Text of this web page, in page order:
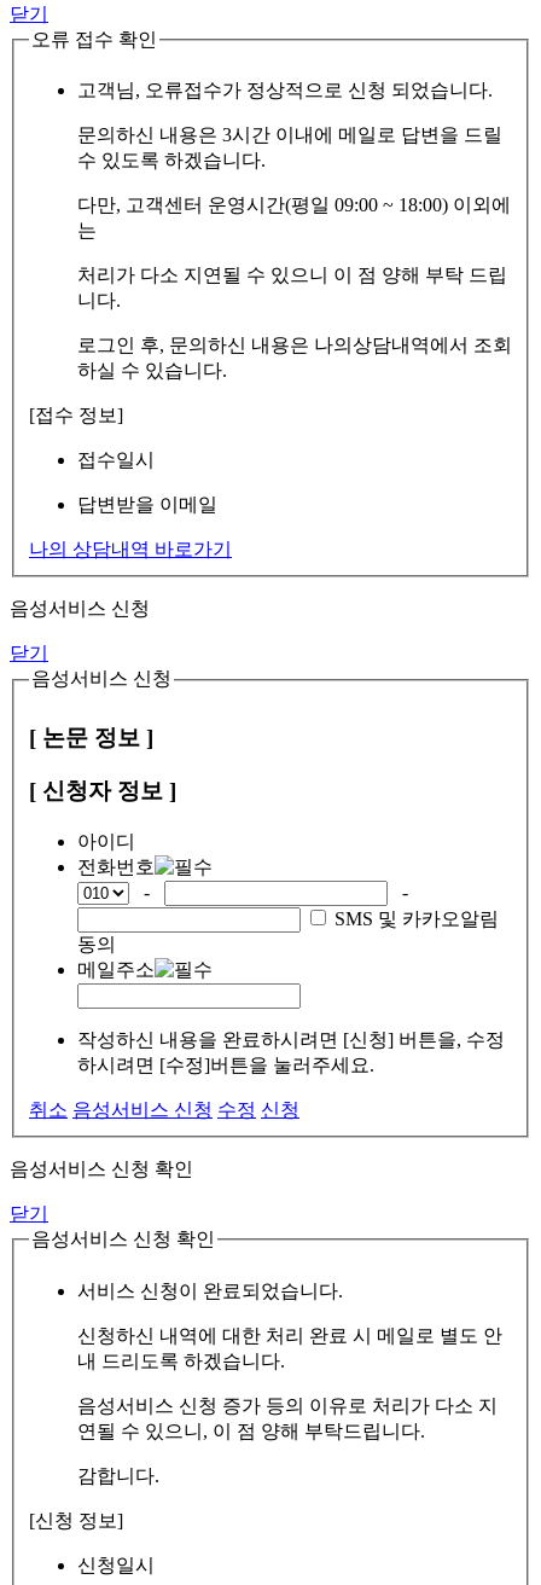
닫기
오류 접수 확인
고객님, 오류접수가 정상적으로 신청 되었습니다.
문의하신 내용은 3시간 이내에 메일로 답변을 드릴
수 있도록 하겠습니다.
다만, 고객센터 운영시간(평일 09:00 ~ 18:00) 이외에
는
처리가 다소 지연될 수 있으니 이 점 양해 부탁 드립
니다.
로그인 후, 문의하신 내용은 나의상담내역에서 조회
하실 수 있습니다.
[접수 정보]
접수일시
답변받을 이메일
나의 상담내역 바로가기
음성서비스 신청
닫기
음성서비스 신청
[ 논문 정보 ]
[ 신청자 정보 ]
아이디
전화번호
-
-
SMS 및 카카오알림
동의
메일주소
작성하신 내용을 완료하시려면 [신청] 버튼을, 수정
하시려면 [수정]버튼을 눌러주세요.
취소 음성서비스 신청 수정 신청
음성서비스 신청 확인
닫기
음성서비스 신청 확인
서비스 신청이 완료되었습니다.
신청하신 내역에 대한 처리 완료 시 메일로 별도 안
내 드리도록 하겠습니다.
음성서비스 신청 증가 등의 이유로 처리가 다소 지
연될 수 있으니, 이 점 양해 부탁드립니다.
감합니다.
[신청 정보]
신청일시